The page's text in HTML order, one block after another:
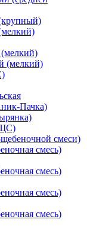
(мелкий)
(мелкий)
Пачка)
смеси)
смесь)
смесь)
смесь)
смесь)